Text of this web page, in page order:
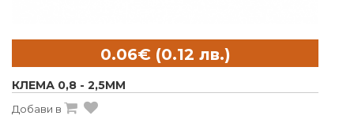
КЛЕМА 0,8 - 2,5MM
Добави в